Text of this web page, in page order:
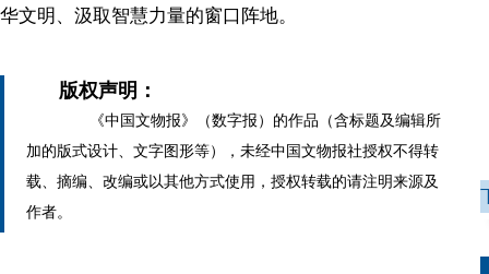
华文明、汲取智慧力量的窗口阵地。
版权声明：
《中国文物报》（数字报）的作品（含标题及编辑所
加的版式设计、文字图形等），未经中国文物报社授权不得转
载、摘编、改编或以其他方式使用，授权转载的请注明来源及
作者。